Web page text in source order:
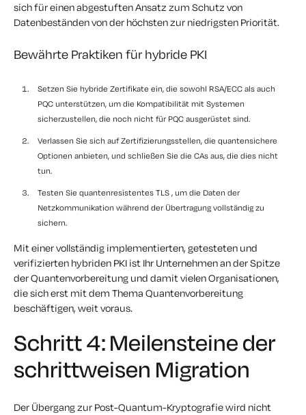
sich für einen abgestuften Ansatz zum Schutz von
Datenbeständen von der höchsten zur niedrigsten Priorität.
Bewährte Praktiken für hybride PKI
Setzen Sie hybride Zertifikate ein, die sowohl RSA/ECC als auch
PQC unterstützen, um die Kompatibilität mit Systemen
sicherzustellen, die noch nicht für PQC ausgerüstet sind.
Verlassen Sie sich auf Zertifizierungsstellen, die quantensichere
Optionen anbieten, und schließen Sie die CAs aus, die dies nicht
tun.
Testen Sie quantenresistentes TLS , um die Daten der
Netzkommunikation während der Übertragung vollständig zu
sichern.
Mit einer vollständig implementierten, getesteten und
verifizierten hybriden PKI ist Ihr Unternehmen an der Spitze
der Quantenvorbereitung und damit vielen Organisationen,
die sich erst mit dem Thema Quantenvorbereitung
beschäftigen, weit voraus.
Schritt 4: Meilensteine der
schrittweisen Migration
Der Übergang zur Post-Quantum-Kryptografie wird nicht